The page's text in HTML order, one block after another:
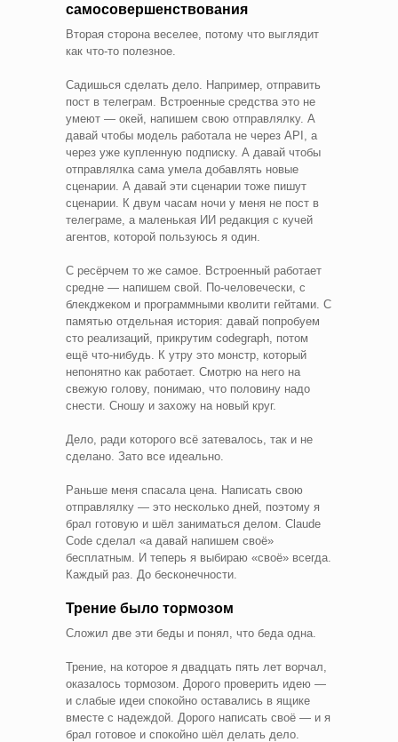
самосовершенствования
Вторая сторона веселее, потому что выглядит
как что-то полезное.
Садишься сделать дело. Например, отправить
пост в телеграм. Встроенные средства это не
умеют — окей, напишем свою отправлялку. А
давай чтобы модель работала не через API, а
через уже купленную подписку. А давай чтобы
отправлялка сама умела добавлять новые
сценарии. А давай эти сценарии тоже пишут
сценарии. К двум часам ночи у меня не пост в
телеграме, а маленькая ИИ редакция с кучей
агентов, которой пользуюсь я один.
С ресёрчем то же самое. Встроенный работает
средне — напишем свой. По-человечески, с
блекджеком и программными кволити гейтами. С
памятью отдельная история: давай попробуем
сто реализаций, прикрутим codegraph, потом
ещё что-нибудь. К утру это монстр, который
непонятно как работает. Смотрю на него на
свежую голову, понимаю, что половину надо
снести. Сношу и захожу на новый круг.
Дело, ради которого всё затевалось, так и не
сделано. Зато все идеально.
Раньше меня спасала цена. Написать свою
отправлялку — это несколько дней, поэтому я
брал готовую и шёл заниматься делом. Claude
Code сделал «а давай напишем своё»
бесплатным. И теперь я выбираю «своё» всегда.
Каждый раз. До бесконечности.
Трение было тормозом
Сложил две эти беды и понял, что беда одна.
Трение, на которое я двадцать пять лет ворчал,
оказалось тормозом. Дорого проверить идею —
и слабые идеи спокойно оставались в ящике
вместе с надеждой. Дорого написать своё — и я
брал готовое и спокойно шёл делать дело.